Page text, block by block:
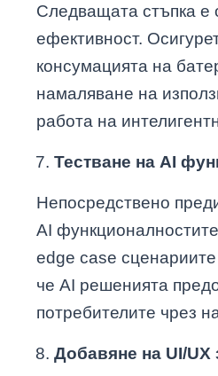
Следващата стъпка е
ефективност.
консумацията на
намаляване на
работа на
Тестване на AI
Непосредствено
AI
edge case
че AI решенията
потребителите чрез
Добавяне на UI/UX